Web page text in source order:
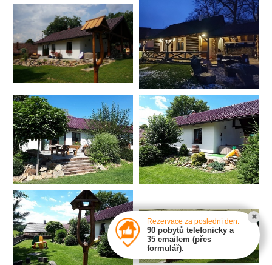
Rezervace za poslední den:
90 pobytů telefonicky a
35 emailem (přes
formulář).